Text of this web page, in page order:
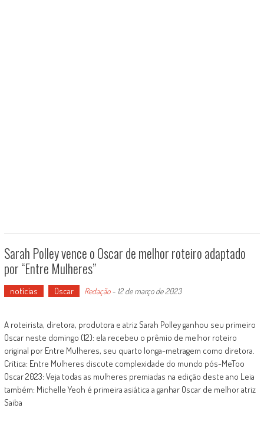
Sarah Polley vence o Oscar de melhor roteiro adaptado
por “Entre Mulheres”
notícias Oscar Redação- 12 de março de 2023
A roteirista, diretora, produtora e atriz Sarah Polley ganhou seu primeiro
Oscar neste domingo (12): ela recebeu o prêmio de melhor roteiro
original por Entre Mulheres, seu quarto longa-metragem como diretora.
Crítica: Entre Mulheres discute complexidade do mundo pós-MeToo
Oscar 2023: Veja todas as mulheres premiadas na edição deste ano Leia
também: Michelle Yeoh é primeira asiática a ganhar Oscar de melhor atriz
Saiba